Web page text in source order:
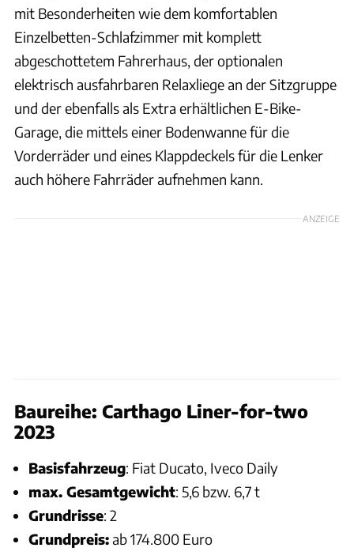
mit Besonderheiten wie dem komfortablen
Einzelbetten-Schlafzimmer mit komplett
abgeschottetem Fahrerhaus, der optionalen
elektrisch ausfahrbaren Relaxliege an der Sitzgruppe
und der ebenfalls als Extra erhältlichen E-Bike-
Garage, die mittels einer Bodenwanne für die
Vorderräder und eines Klappdeckels für die Lenker
auch höhere Fahrräder aufnehmen kann.
ANZEIGE
Baureihe: Carthago Liner-for-two
2023
Basisfahrzeug: Fiat Ducato, Iveco Daily
max. Gesamtgewicht: 5,6 bzw. 6,7 t
Grundrisse: 2
Grundpreis:ab 174.800 Euro